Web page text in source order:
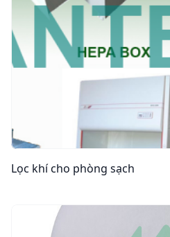
Lọc khí cho phòng sạch